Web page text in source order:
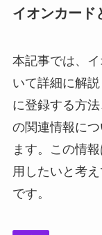
イオンカード
本記事では、
いて詳細に解
に登録する方
の関連情報に
ます。この情
用したいと考
です。